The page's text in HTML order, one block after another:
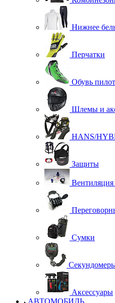
Нижнее
Перчатки
Обувь
Шлемы и
HANS/
Защиты
Сумки
Аксессуары
АВТОМОБИЛЬ